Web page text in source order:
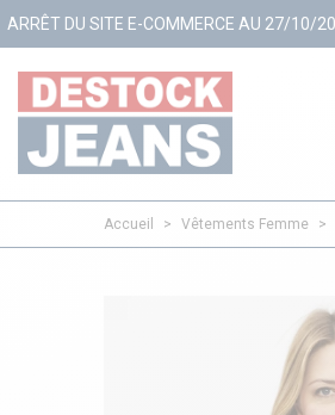
COMMERCE AU 27/10/2025 + d'infos
Accueil > Vêtements Femme >